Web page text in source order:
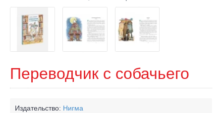
Переводчик с собачьего
Издательство: Нигма